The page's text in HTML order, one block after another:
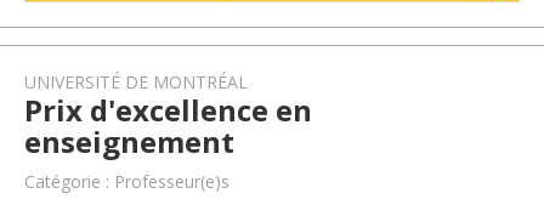
UNIVERSITÉ DE MONTRÉAL
Prix d'excellence en
enseignement
Catégorie : Professeur(e)s